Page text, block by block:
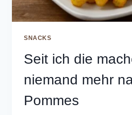
SNACKS
Seit ich die
niemand mehr
Pommes